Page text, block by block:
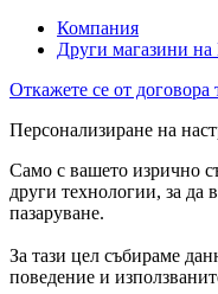
Компания
Други магазини на
Откажете се от договора
Персонализиране на
Само с вашето изрично
други технологии, за
пазаруване.
За тази цел събираме
поведение и